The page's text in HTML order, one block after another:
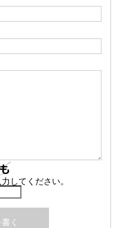
してください。